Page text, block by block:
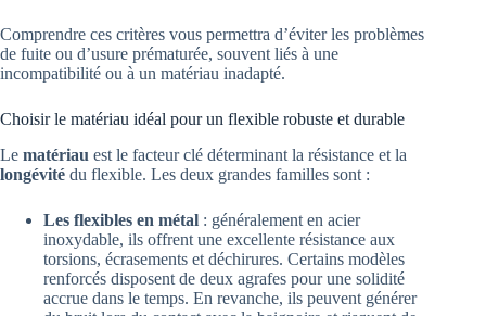
Comprendre ces critères vous permettra d’éviter les problèmes
de fuite ou d’usure prématurée, souvent liés à une
incompatibilité ou à un matériau inadapté.
Choisir le matériau idéal pour un flexible robuste et durable
Le matériau est le facteur clé déterminant la résistance et la
longévité du flexible. Les deux grandes familles sont :
Les flexibles en métal : généralement en acier
inoxydable, ils offrent une excellente résistance aux
torsions, écrasements et déchirures. Certains modèles
renforcés disposent de deux agrafes pour une solidité
accrue dans le temps. En revanche, ils peuvent générer